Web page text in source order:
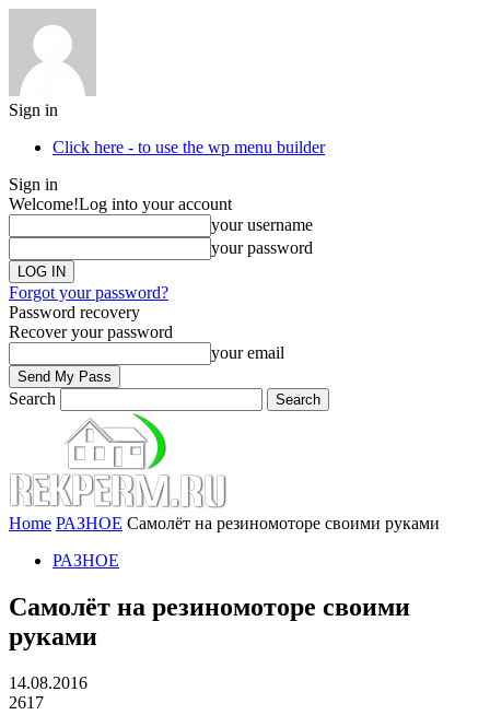
Sign in
Click here - to use the wp menu builder
Sign in
Welcome!Log into your account
your username
your password
Forgot your password?
Password recovery
Recover your password
your email
Search
Home РАЗНОЕ Самолёт на резиномоторе своими руками
РАЗНОЕ
Самолёт на резиномоторе своими
руками
14.08.2016
2617